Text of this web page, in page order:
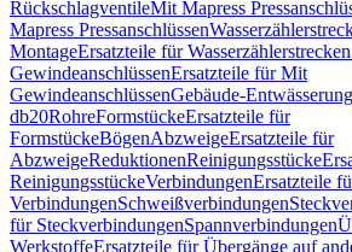
RückschlagventileMit Mapress
Mapress Pressanschlüssen
MontageErsatzteile für
GewindeanschlüssenErsatzteile für Mit
GewindeanschlüssenGebäude-
db20RohreFormstückeErsatzteile für
FormstückeBögenAbzweigeErsatzteile für
AbzweigeReduktionenReinigungsstücke
ReinigungsstückeVerbindungenErsatzteile
VerbindungenSchweißverbindungen
für SteckverbindungenSpannverbindungen
WerkstoffeErsatzteile für Übergänge auf